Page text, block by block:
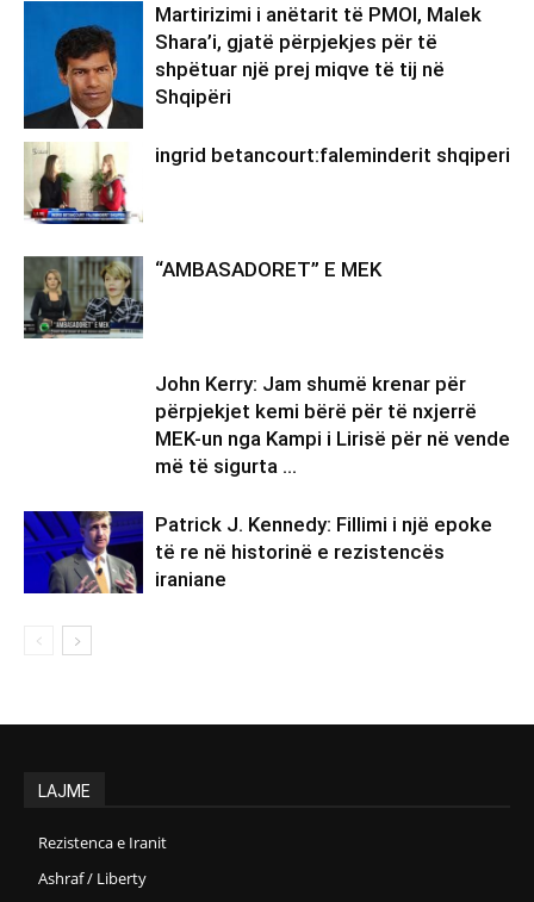
Martirizimi i anëtarit të PMOI, Malek
Shara’i, gjatë përpjekjes për të
shpëtuar një prej miqve të tij në
Shqipëri
ingrid betancourt:faleminderit shqiperi
“AMBASADORET” E MEK
John Kerry: Jam shumë krenar për
përpjekjet kemi bërë për të nxjerrë
MEK-un nga Kampi i Lirisë për në vende
më të sigurta …
Patrick J. Kennedy: Fillimi i një epoke
të re në historinë e rezistencës
iraniane
LAJME
Rezistenca e Iranit
Ashraf / Liberty